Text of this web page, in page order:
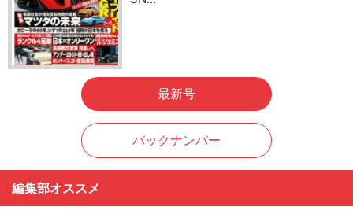
最新号
バックナンバー
編集部オススメ